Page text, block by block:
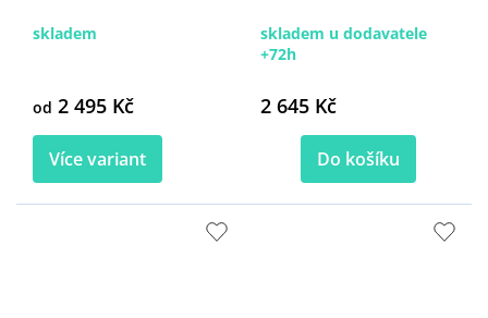
skladem
od 2 495 Kč
Více variant
skladem u dodavatele
+72h
2 645 Kč
Do košíku